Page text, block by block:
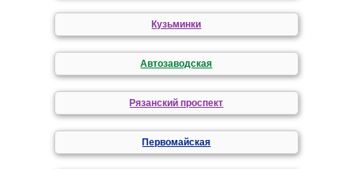
Кузьминки
Автозаводская
Рязанский проспект
Первомайская